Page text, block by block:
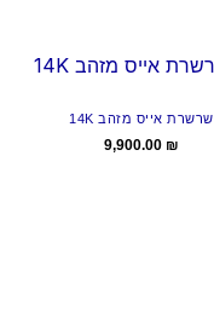
שרשרת אייס מזהב 14K
9,900.00 ₪